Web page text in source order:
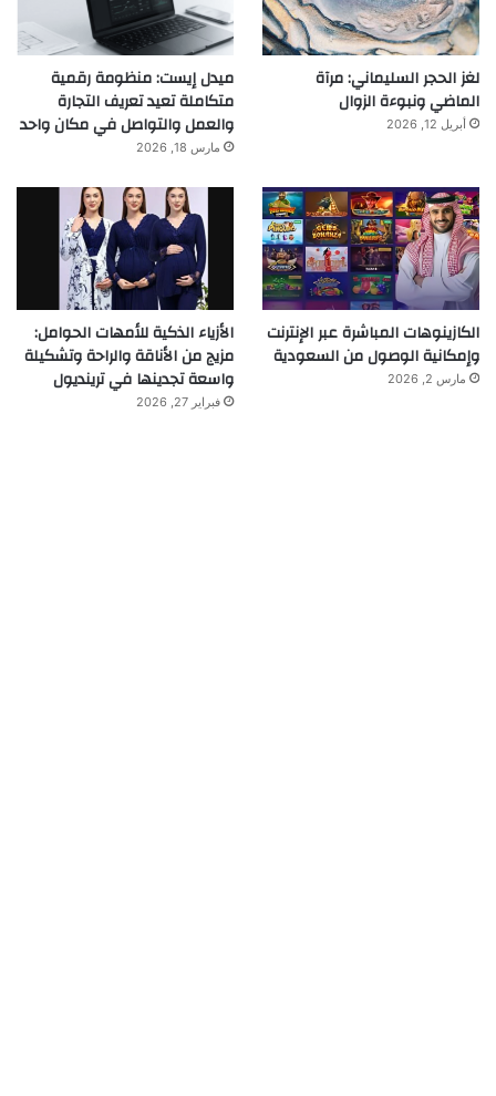
لغز الحجر السليماني: مرآة
الماضي ونبوءة الزوال
أبريل 12, 2026
ميدل إيست: منظومة رقمية
متكاملة تعيد تعريف التجارة
والعمل والتواصل في مكان واحد
مارس 18, 2026
الكازينوهات المباشرة عبر الإنترنت
وإمكانية الوصول من السعودية
مارس 2, 2026
الأزياء الذكية للأمهات الحوامل:
مزيج من الأناقة والراحة وتشكيلة
واسعة تجدينها في ترينديول
فبراير 27, 2026